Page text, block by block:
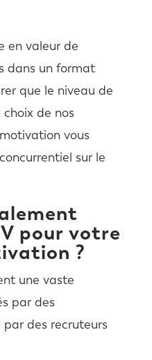
en valeur de
dans un format
que le niveau de
de nos
vous
sur le
pour votre
?
une vaste
par des
par des recruteurs